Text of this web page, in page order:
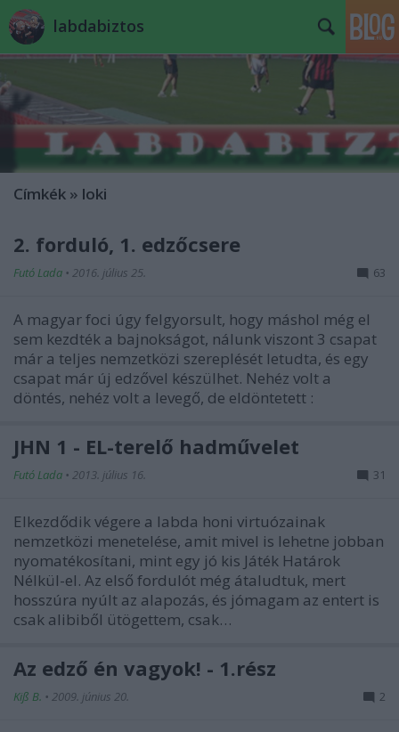
labdabiztos
Címkék » loki
2. forduló, 1. edzőcsere
Futó Lada • 2016. július 25. 63
A magyar foci úgy felgyorsult, hogy máshol még el
sem kezdték a bajnokságot, nálunk viszont 3 csapat
már a teljes nemzetközi szereplését letudta, és egy
csapat már új edzővel készülhet. Nehéz volt a
döntés, nehéz volt a levegő, de eldöntetett :
JHN 1 - EL-terelő hadművelet
Futó Lada • 2013. július 16. 31
Elkezdődik végere a labda honi virtuózainak
nemzetközi menetelése, amit mivel is lehetne jobban
nyomatékosítani, mint egy jó kis Játék Határok
Nélkül-el. Az első fordulót még átaludtuk, mert
hosszúra nyúlt az alapozás, és jómagam az entert is
csak alibiből ütögettem, csak…
Az edző én vagyok! - 1.rész
Kiß B. • 2009. június 20. 2